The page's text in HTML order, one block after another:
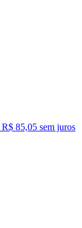
R$ 85,05 sem juros